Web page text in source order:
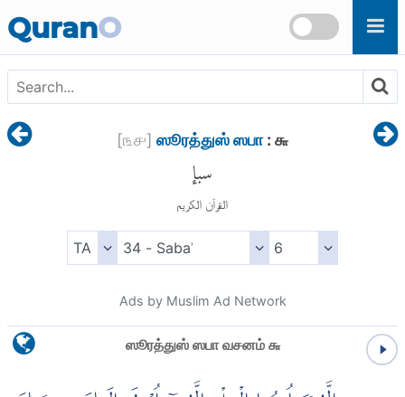
QuranO
[௩௪] ஸூரத்துஸ் ஸபா: ௬
سبإ
القرآن الكريم
Ads by Muslim Ad Network
ஸூரத்துஸ் ஸபா வசனம் ௬